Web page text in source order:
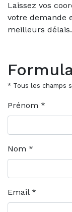
Laissez vos
votre demande
meilleurs délais.
* Tous les champs
Prénom *
Nom *
Email *